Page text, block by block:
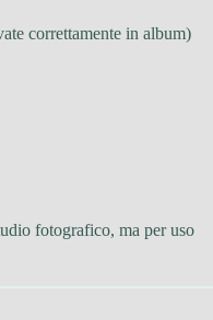
correttamente in album)
fotografico, ma per uso